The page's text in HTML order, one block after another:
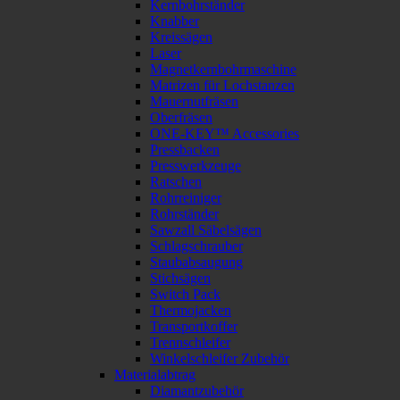
Kernbohrständer
Knabber
Kreissägen
Laser
Magnetkernbohrmaschine
Matrizen für Lochstanzen
Mauernutfräsen
Oberfräsen
ONE-KEY™ Accessories
Pressbacken
Presswerkzeuge
Ratschen
Rohrreiniger
Rohrständer
Sawzall Säbelsägen
Schlagschrauber
Staubabsaugung
Stichsägen
Switch Pack
Thermojacken
Transportkoffer
Trennschleifer
Winkelschleifer Zubehör
Materialabtrag
Diamantzubehör